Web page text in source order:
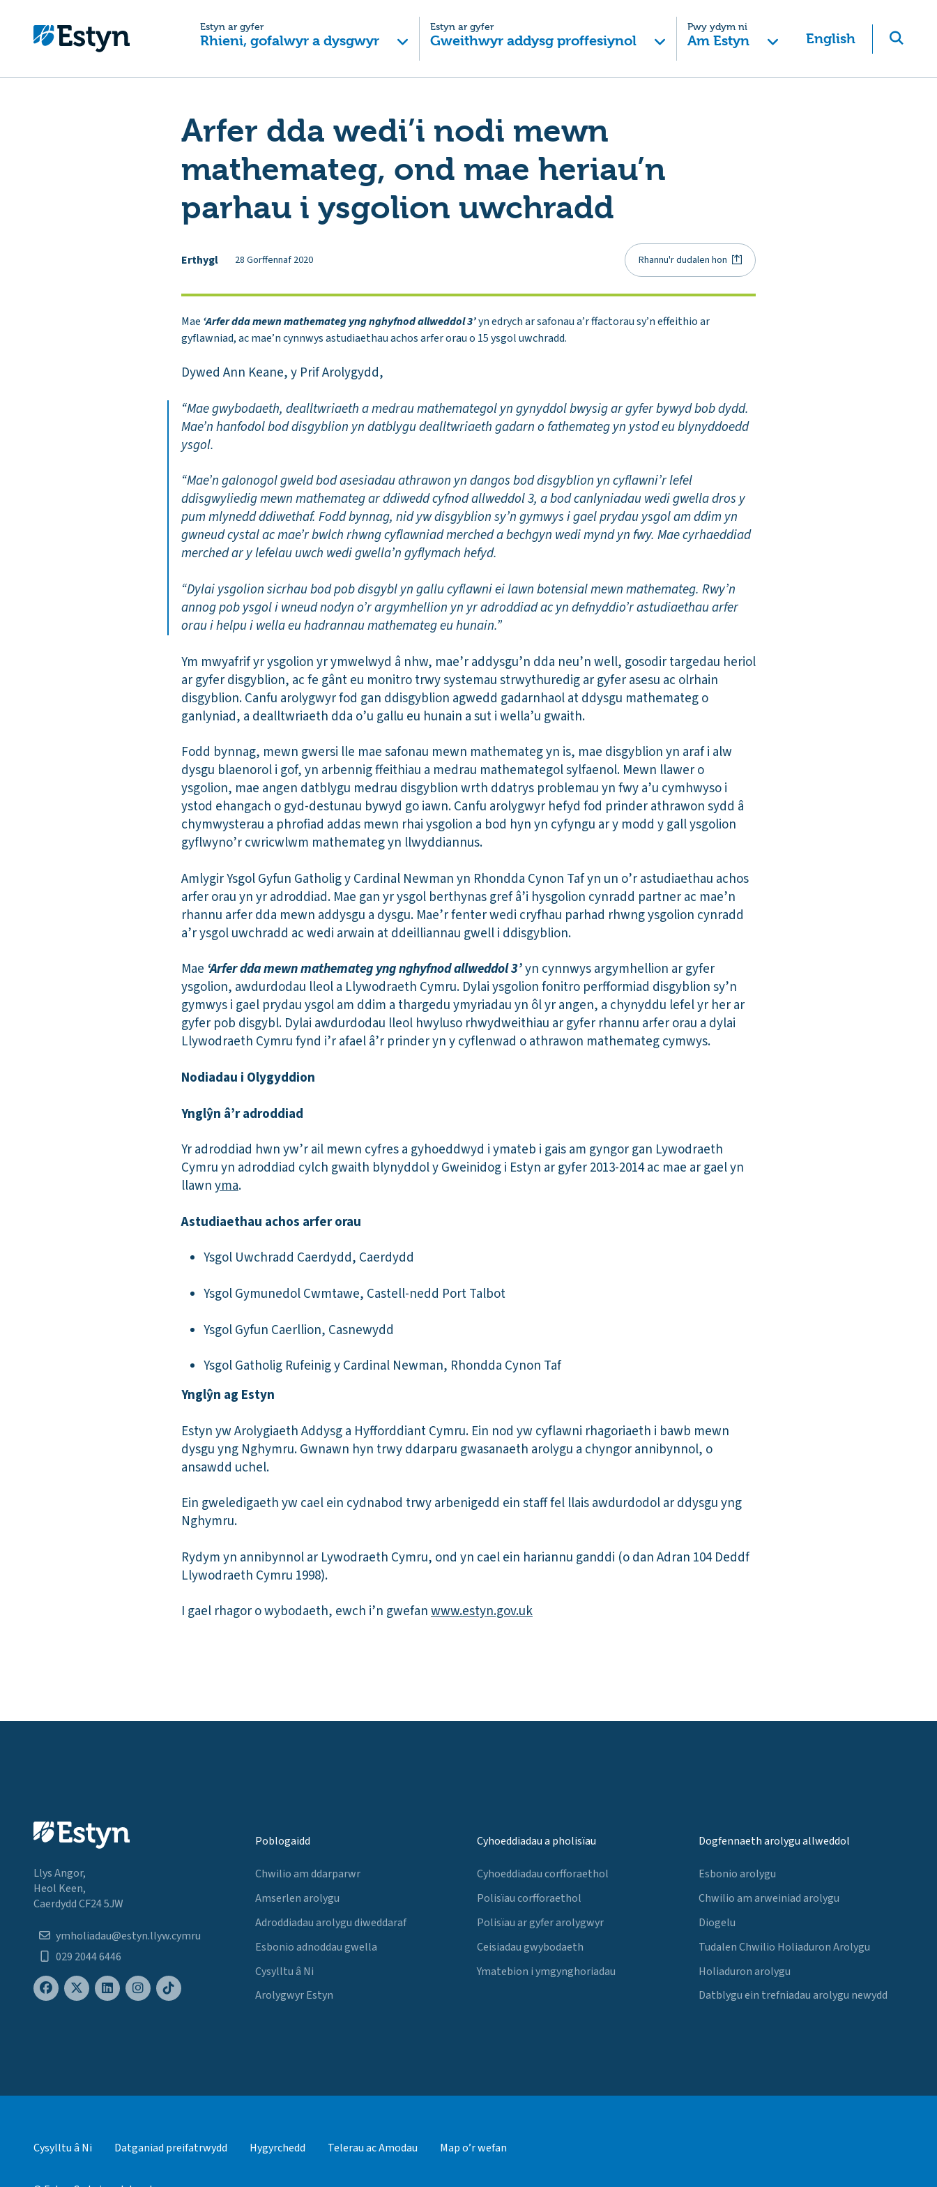
Estyn ar gyfer
Rhieni, gofalwyr a dysgwyr
Estyn ar gyfer
Gweithwyr addysg proffesiynol
Pwy ydym ni
Am Estyn English
Arfer dda wedi’i nodi mewn
mathemateg, ond mae heriau’n
parhau i ysgolion uwchradd
Erthygl 28 Gorffennaf 2020 Rhannu'r dudalen hon
Mae ‘Arfer dda mewn mathemateg yng nghyfnod allweddol 3’yn edrych ar safonau a’r ffactorau sy’n effeithio ar
gyflawniad, ac mae’n cynnwys astudiaethau achos arfer orau o 15 ysgol uwchradd.
Dywed Ann Keane, y Prif Arolygydd,
“Mae gwybodaeth, dealltwriaeth a medrau mathemategol yn gynyddol bwysig ar gyfer bywyd bob dydd.
Mae’n hanfodol bod disgyblion yn datblygu dealltwriaeth gadarn o fathemateg yn ystod eu blynyddoedd
ysgol.
“Mae’n galonogol gweld bod asesiadau athrawon yn dangos bod disgyblion yn cyflawni’r lefel
ddisgwyliedig mewn mathemateg ar ddiwedd cyfnod allweddol 3, a bod canlyniadau wedi gwella dros y
pum mlynedd ddiwethaf. Fodd bynnag, nid yw disgyblion sy’n gymwys i gael prydau ysgol am ddim yn
gwneud cystal ac mae’r bwlch rhwng cyflawniad merched a bechgyn wedi mynd yn fwy. Mae cyrhaeddiad
merched ar y lefelau uwch wedi gwella’n gyflymach hefyd.
“Dylai ysgolion sicrhau bod pob disgybl yn gallu cyflawni ei lawn botensial mewn mathemateg. Rwy’n
annog pob ysgol i wneud nodyn o’r argymhellion yn yr adroddiad ac yn defnyddio’r astudiaethau arfer
orau i helpu i wella eu hadrannau mathemateg eu hunain.”
Ym mwyafrif yr ysgolion yr ymwelwyd â nhw, mae’r addysgu’n dda neu’n well, gosodir targedau heriol
ar gyfer disgyblion, ac fe gânt eu monitro trwy systemau strwythuredig ar gyfer asesu ac olrhain
disgyblion. Canfu arolygwyr fod gan ddisgyblion agwedd gadarnhaol at ddysgu mathemateg o
ganlyniad, a dealltwriaeth dda o’u gallu eu hunain a sut i wella’u gwaith.
Fodd bynnag, mewn gwersi lle mae safonau mewn mathemateg yn is, mae disgyblion yn araf i alw
dysgu blaenorol i gof, yn arbennig ffeithiau a medrau mathemategol sylfaenol. Mewn llawer o
ysgolion, mae angen datblygu medrau disgyblion wrth ddatrys problemau yn fwy a’u cymhwyso i
ystod ehangach o gyd-destunau bywyd go iawn. Canfu arolygwyr hefyd fod prinder athrawon sydd â
chymwysterau a phrofiad addas mewn rhai ysgolion a bod hyn yn cyfyngu ar y modd y gall ysgolion
gyflwyno’r cwricwlwm mathemateg yn llwyddiannus.
Amlygir Ysgol Gyfun Gatholig y Cardinal Newman yn Rhondda Cynon Taf yn un o’r astudiaethau achos
arfer orau yn yr adroddiad. Mae gan yr ysgol berthynas gref â’i hysgolion cynradd partner ac mae’n
rhannu arfer dda mewn addysgu a dysgu. Mae’r fenter wedi cryfhau parhad rhwng ysgolion cynradd
a’r ysgol uwchradd ac wedi arwain at ddeilliannau gwell i ddisgyblion.
Mae ‘Arfer dda mewn mathemateg yng nghyfnod allweddol 3’yn cynnwys argymhellion ar gyfer
ysgolion, awdurdodau lleol a Llywodraeth Cymru. Dylai ysgolion fonitro perfformiad disgyblion sy’n
gymwys i gael prydau ysgol am ddim a thargedu ymyriadau yn ôl yr angen, a chynyddu lefel yr her ar
gyfer pob disgybl. Dylai awdurdodau lleol hwyluso rhwydweithiau ar gyfer rhannu arfer orau a dylai
Llywodraeth Cymru fynd i’r afael â’r prinder yn y cyflenwad o athrawon mathemateg cymwys.
Nodiadau i Olygyddion
Ynglŷn â’r adroddiad
Yr adroddiad hwn yw’r ail mewn cyfres a gyhoeddwyd i ymateb i gais am gyngor gan Lywodraeth
Cymru yn adroddiad cylch gwaith blynyddol y Gweinidog i Estyn ar gyfer 2013-2014 ac mae ar gael yn
llawnyma.
Astudiaethau achos arfer orau
Ysgol Uwchradd Caerdydd, Caerdydd
Ysgol Gymunedol Cwmtawe, Castell-nedd Port Talbot
Ysgol Gyfun Caerllion, Casnewydd
Ysgol Gatholig Rufeinig y Cardinal Newman, Rhondda Cynon Taf
Ynglŷn ag Estyn
Estyn yw Arolygiaeth Addysg a Hyfforddiant Cymru. Ein nod yw cyflawni rhagoriaeth i bawb mewn
dysgu yng Nghymru. Gwnawn hyn trwy ddarparu gwasanaeth arolygu a chyngor annibynnol, o
ansawdd uchel.
Ein gweledigaeth yw cael ein cydnabod trwy arbenigedd ein staff fel llais awdurdodol ar ddysgu yng
Nghymru.
Rydym yn annibynnol ar Lywodraeth Cymru, ond yn cael ein hariannu ganddi (o dan Adran 104 Deddf
Llywodraeth Cymru 1998).
I gael rhagor o wybodaeth, ewch i’n gwefanwww.estyn.gov.uk
Llys Angor,
Heol Keen,
Caerdydd CF24 5JW
ymholiadau@estyn.llyw.cymru
029 2044 6446
Poblogaidd
Chwilio am ddarparwr
Amserlen arolygu
Adroddiadau arolygu diweddaraf
Esbonio adnoddau gwella
Cysylltu â Ni
Arolygwyr Estyn
Cyhoeddiadau a pholisïau
Cyhoeddiadau corfforaethol
Polisïau corfforaethol
Polisïau ar gyfer arolygwyr
Ceisiadau gwybodaeth
Ymatebion i ymgynghoriadau
Dogfennaeth arolygu allweddol
Esbonio arolygu
Chwilio am arweiniad arolygu
Diogelu
Tudalen Chwilio Holiaduron Arolygu
Holiaduron arolygu
Datblygu ein trefniadau arolygu newydd
Cysylltu â Ni Datganiad preifatrwydd Hygyrchedd Telerau ac Amodau Map o’r wefan